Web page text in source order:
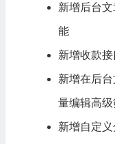
新增后台
能
新增收款
新增在后
量编辑高
新增自定